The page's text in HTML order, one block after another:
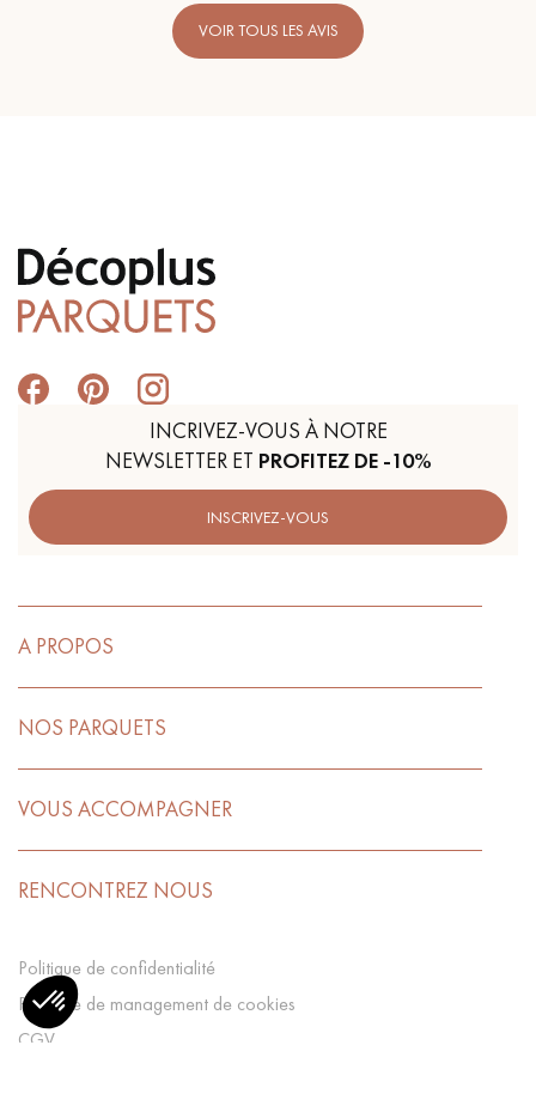
Obtenez un devis gratuit !
VOIR TOUS LES AVIS
INCRIVEZ-VOUS À NOTRE
NEWSLETTER ET PROFITEZ DE -10%
INSCRIVEZ-VOUS
A PROPOS
NOS PARQUETS
VOUS ACCOMPAGNER
RENCONTREZ NOUS
Politique de confidentialité
Politique de management de cookies
CGV